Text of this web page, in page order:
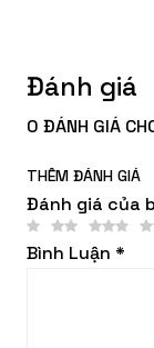
Đánh giá
0 ĐÁNH GIÁ
THÊM ĐÁNH GIÁ
Đánh giá của
Bình Luận *